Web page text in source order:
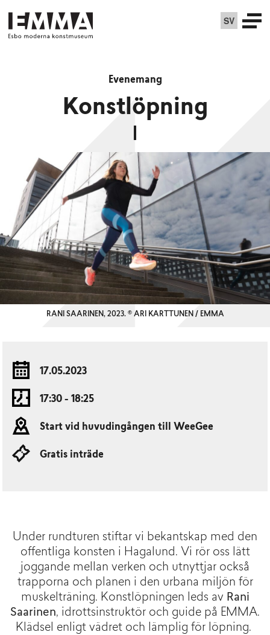
SV
Evenemang
Konstlöpning
RANI SAARINEN, 2023. © ARI KARTTUNEN / EMMA
17.05.2023
17:30 - 18:25
Start vid huvudingången till WeeGee
Gratis inträde
Under rundturen stiftar vi bekantskap med den
offentliga konsten i Hagalund. Vi rör oss lätt
joggande mellan verken och utnyttjar också
trapporna och planen i den urbana miljön för
muskelträning. Konstlöpningen leds av Rani
Saarinen, idrottsinstruktör och guide på EMMA.
Klädsel enligt vädret och lämplig för löpning.